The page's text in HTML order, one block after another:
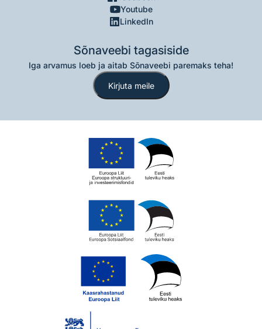
Youtube
LinkedIn
Sõnaveebi tagasiside
Iga arvamus loeb ja aitab Sõnaveebi paremaks teha!
Kirjuta meile